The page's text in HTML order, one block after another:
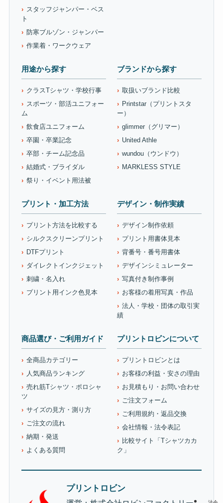
スタッフジャンパー・ベス
ト
防寒ブルゾン・ジャンパー
作業着・ワークウェア
用途から探す
クラスTシャツ・学校行事
スポーツ・部活ユニフォー
ム
飲食店ユニフォーム
卒園・卒業記念
卒部・チーム記念品
結婚式・ブライダル
祭り・イベント用法被
ブランドから探す
取扱いブランド比較
Printstar（プリントスタ
ー）
glimmer（グリマー）
United Athle
wundou（ウンドウ）
MARKLESS STYLE
プリント・加工方法
プリント方法を比較する
シルクスクリーンプリント
DTFプリント
ダイレクトインクジェット
刺繍・名入れ
プリント用インク色見本
デザイン・制作実績
デザイン制作依頼
プリント用書体見本
背番号・番号用書体
デザインシミュレーター
写真付き制作事例
お客様の着用写真・作品
法人・学校・団体の取引実
績
商品選び・ご利用ガイド
全商品カテゴリー
人気商品ランキング
売れ筋Tシャツ・ポロシャ
ツ
サイズの見方・測り方
ご注文の流れ
納期・発送
よくある質問
プリントロビンについて
プリントロビンとは
お客様の利益・安さの理由
お見積もり・お問い合わせ
ご注文フォーム
ご利用規約・返品交換
会社情報・法令表記
比較サイト「Tシャツカカ
ク」
プリントロビン